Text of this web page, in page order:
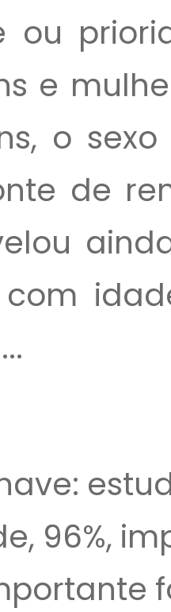
ou
e
o
de
com
96%,